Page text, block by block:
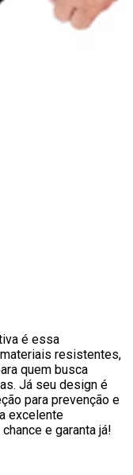
é essa
resistentes,
quem busca
Já seu design é
para prevenção e
excelente
e garanta já!